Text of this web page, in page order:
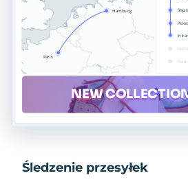
Śledzenie przesyłek